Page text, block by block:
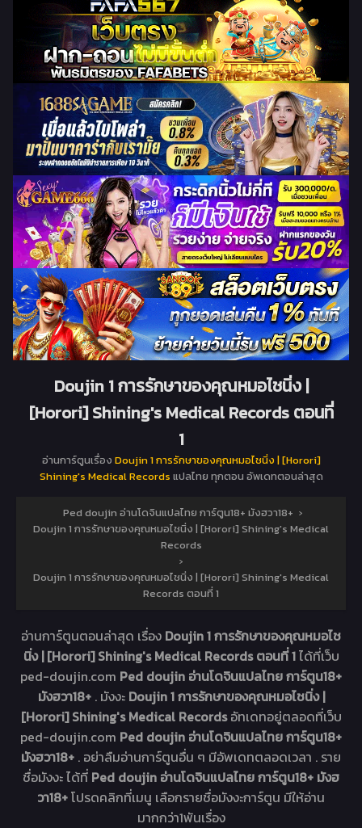
Doujin 1 การรักษาของคุณหมอไชนิ่ง |
[Horori] Shining′s Medical Records ตอนที่
1
อ่านการ์ตูนเรื่อง Doujin 1 การรักษาของคุณหมอไชนิ่ง | [Horori]
Shining′s Medical Records แปลไทย ทุกตอน อัพเดทตอนล่าสุด
Ped doujin อ่านโดจินแปลไทย การ์ตูน18+ มังฮวา18+ ›
Doujin 1 การรักษาของคุณหมอไชนิ่ง | [Horori] Shining′s Medical
Records
›
Doujin 1 การรักษาของคุณหมอไชนิ่ง | [Horori] Shining′s Medical
Records ตอนที่ 1
อ่านการ์ตูนตอนล่าสุด เรื่อง Doujin 1 การรักษาของคุณหมอไช
นิ่ง | [Horori] Shining′s Medical Records ตอนที่ 1ได้ที่เว็บ
ped-doujin.com Ped doujin อ่านโดจินแปลไทย การ์ตูน18+
มังฮวา18+ . มังงะ Doujin 1 การรักษาของคุณหมอไชนิ่ง |
[Horori] Shining′s Medical Recordsอัทเดทอยู่ตลอดที่เว็บ
ped-doujin.com Ped doujin อ่านโดจินแปลไทย การ์ตูน18+
มังฮวา18+ . อย่าลืมอ่านการ์ตูนอื่น ๆ มีอัพเดทตลอดเวลา . ราย
ชื่อมังงะ ได้ที่ Ped doujin อ่านโดจินแปลไทย การ์ตูน18+ มังฮ
วา18+โปรดคลิกที่เมนู เลือกรายชื่อมังงะการ์ตูน มีให้อ่าน
มากกว่า1พันเรื่อง